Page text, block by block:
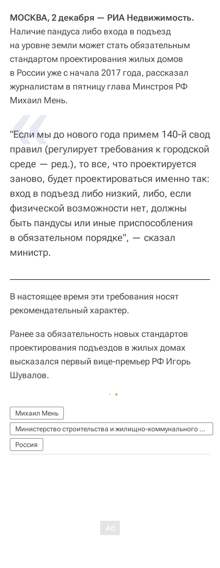
МОСКВА, 2 декабря — РИА Недвижимость.
Наличие пандуса либо входа в подъезд
на уровне земли может стать обязательным
стандартом проектирования жилых домов
в России уже с начала 2017 года, рассказал
журналистам в пятницу глава Минстроя РФ
Михаил Мень.
"Если мы до нового года примем 140-й свод
правил (регулирует требования к городской
среде — ред.), то все, что проектируется
заново, будет проектироваться именно так:
вход в подъезд либо низкий, либо, если
физической возможности нет, должны
быть пандусы или иные приспособления
в обязательном порядке", — сказал
министр.
В настоящее время эти требования носят
рекомендательный характер.
Ранее за обязательность новых стандартов
проектирования подъездов в жилых домах
высказался первый вице-премьер РФ Игорь
Шувалов.
Михаил Мень
Министерство строительства и жилищно-коммунального хозяйства РФ (Минстрой России)
Россия